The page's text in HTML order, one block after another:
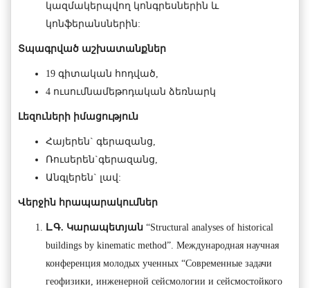
կազմակերպվող կոնգրեսներին և
կոնֆերանսներին:
Տպագրված աշխատանքներ
19 գիտական հոդված,
4 ուսումնամեթոդական ձեռնարկ
Լեզուների իմացություն
Հայերեն` գերազանց,
Ռուսերեն`գերազանց,
Անգլերեն` լավ:
Վերջին հրապարակումներ
Լ.Գ. Կարապետյան “Structural analyses of historical
buildings by kinematic method”. Международная научная
конференция молодых ученных “Современные задачи
геофизики, инженерной сейсмологии и сейсмостойкого